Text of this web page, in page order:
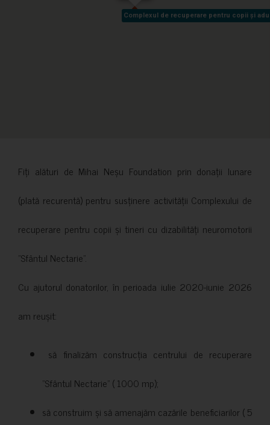
Complexul de recuperare pentru copii și
Complexul de recuperare pentru copii și
Fiți alături de Mihai Neșu Foundation prin donații lunare
(plată recurentă) pentru susținere activității Complexului de
recuperare pentru copii și tineri cu dizabilități neuromotorii
”Sfântul Nectarie”.
Cu ajutorul donatorilor, în perioada iulie 2020-iunie 2026
am reușit:
să finalizăm construcția centrului de recuperare
”Sfântul Nectarie” ( 1000 mp);
să construim și să amenajăm cazările beneficiarilor ( 5